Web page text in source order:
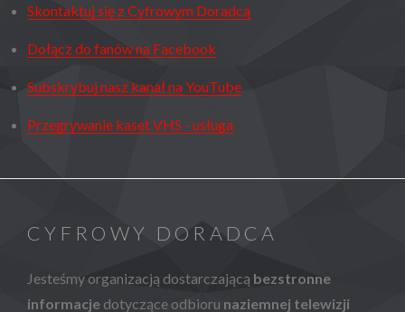
Skontaktuj się z Cyfrowym Doradcą
Dołącz do fanów na Facebook
Subskrybuj nasz kanał na YouTube
Przegrywanie kaset VHS - usługa
CYFROWY DORADCA
Jesteśmy organizacją dostarczającą bezstronne
informacje dotyczące odbioru naziemnej telewizji